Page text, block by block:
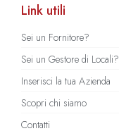
Link utili
Sei un Fornitore?
Sei un Gestore di Locali?
Inserisci la tua Azienda
Scopri chi siamo
Contatti